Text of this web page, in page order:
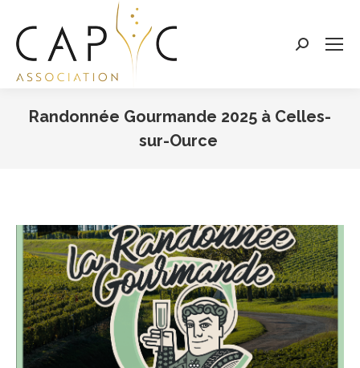
Search:
Randonnée Gourmande 2025 à Celles-
sur-Ource